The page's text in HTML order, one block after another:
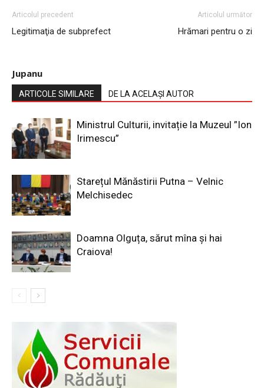
Articolul precedent
Legitimaţia de subprefect
Articolul următor
Hrămari pentru o zi
Jupanu
ARTICOLE SIMILARE DE LA ACELAȘI AUTOR
Ministrul Culturii, invitație la Muzeul ”Ion
Irimescu”
Starețul Mănăstirii Putna – Velnic
Melchisedec
Doamna Olguța, sărut mîna și hai
Craiova!